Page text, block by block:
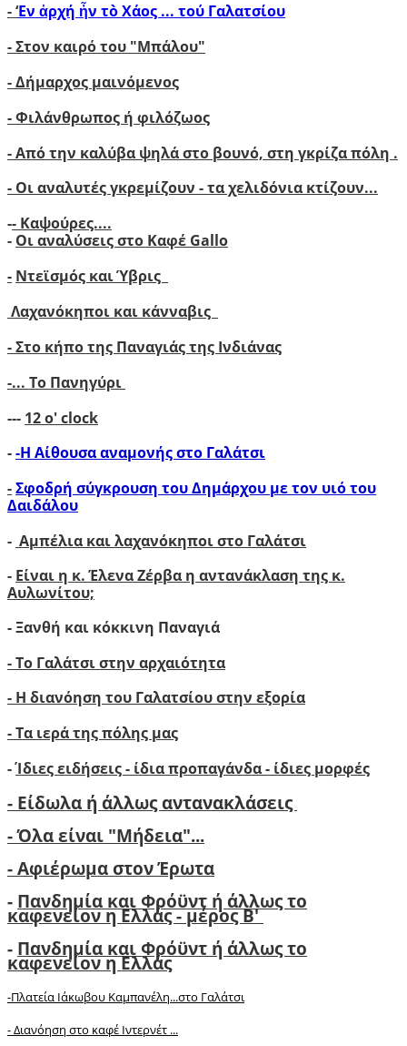
-‘Εν ἀρχή ἦν τὸ Χάος ... τού Γαλατσίου
-Στον καιρό του "Μπάλου"
- Δήμαρχος μαινόμενος
- Φιλάνθρωπος ή φιλόζωος
- Από την καλύβα ψηλά στο βουνό, στη γκρίζα πόλη .
- Οι αναλυτές γκρεμίζουν - τα χελιδόνια κτίζουν...
-- Καψούρες....
- Οι αναλύσεις στο Καφέ Gallo
- Ντεϊσμός και Ύβρις
Λαχανόκηποι και κάνναβις
- Στο κήπο της Παναγιάς της Ινδιάνας
-... Το Πανηγύρι
--- 12 ο' clock
--Η Αίθουσα αναμονής στο Γαλάτσι
-Σφοδρή σύγκρουση του Δημάρχου με τον υιό του
Δαιδάλου
- Αμπέλια και λαχανόκηποι στο Γαλάτσι
- Είναι η κ. Έλενα Ζέρβα η αντανάκλαση της κ.
Αυλωνίτου;
- Ξανθή και κόκκινη Παναγιά
- Το Γαλάτσι στην αρχαιότητα
- Η διανόηση του Γαλατσίου στην εξορία
- Τα ιερά της πόλης μας
-Ίδιες ειδήσεις - ίδια προπαγάνδα - ίδιες μορφές
- Είδωλα ή άλλως αντανακλάσεις
- Όλα είναι "Μήδεια"...
- Αφιέρωμα στον Έρωτα
- Πανδημία και Φρόϋντ ή άλλως το
καφενείον η Ελλάς - μέρος Β'
- Πανδημία και Φρόϋντ ή άλλως το
καφενείον η Ελλάς
-Πλατεία Ιάκωβου Καμπανέλη...στο Γαλάτσι
-Διανόηση στο καφέ Ιντερνέτ ...